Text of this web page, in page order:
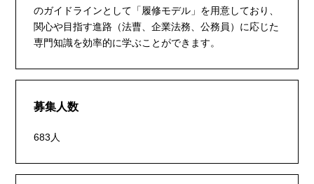
のガイドラインとして「履修モデル」を用意しており、
関心や目指す進路（法曹、企業法務、公務員）に応じた
専門知識を効率的に学ぶことができます。
募集人数
683人